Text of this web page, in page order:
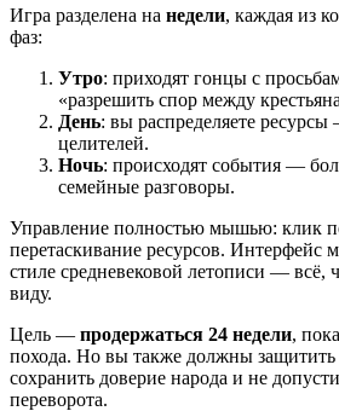
Игра разделена на недели, каждая из
фаз:
Утро: приходят гонцы с
«разрешить спор между
День: вы распределяете ресурсы
целителей.
Ночь: происходят события —
семейные разговоры.
Управление полностью мышью: клик
перетаскивание ресурсов. Интерфейс
стиле средневековой летописи — всё,
виду.
Цель — продержаться 24 недели,
похода. Но вы также должны
сохранить доверие народа и не
переворота.